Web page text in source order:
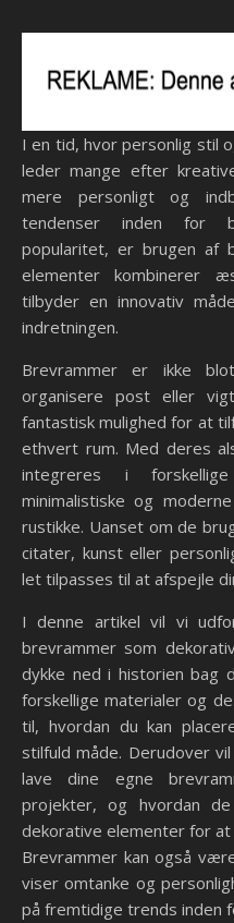
I en tid, hvor personlig stil og unik indretning er i højsædet,
leder mange efter
mere personligt og
tendenser inden for
popularitet, er brugen af
elementer kombinerer
tilbyder en innovativ
indretningen.
Brevrammer er ikke
organisere post eller
fantastisk mulighed for at
ethvert rum. Med deres
integreres i
minimalistiske og
rustikke. Uanset om de
citater, kunst eller
let tilpasses til at afspejle
I denne artikel vil vi
brevrammer som
dykke ned i historien bag
forskellige materialer og
til, hvordan du kan
stilfuld måde. Derudover
lave dine egne
projekter, og hvordan
dekorative elementer for at
Brevrammer kan også
viser omtanke og
på fremtidige trends inden